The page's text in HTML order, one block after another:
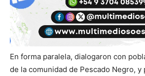
En forma paralela, dialogaron con
de la comunidad de Pescado Negro, y